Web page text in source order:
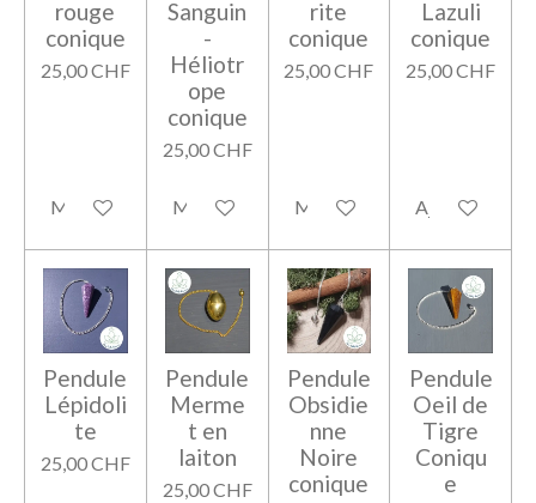
rouge
conique
25,00 CHF
M'avertir si disponible
Sanguin
-
Héliotr
ope
conique
25,00 CHF
M'avertir si disponible
rite
conique
25,00 CHF
M'avertir si disponible
Lazuli
conique
25,00 CHF
Ajouter au
Pendule
Lépidoli
te
25,00 CHF
Pendule
Merme
t en
laiton
25,00 CHF
Pendule
Obsidie
nne
Noire
conique
Pendule
Oeil de
Tigre
Coniqu
e